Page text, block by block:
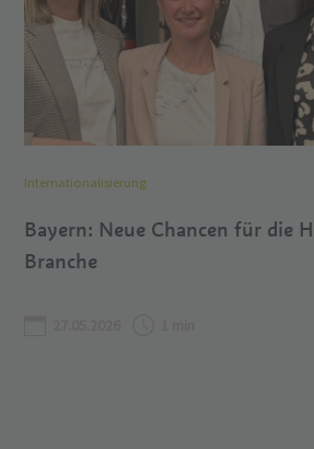
Internationalisierung
Bayern: Neue Chancen für die
Branche